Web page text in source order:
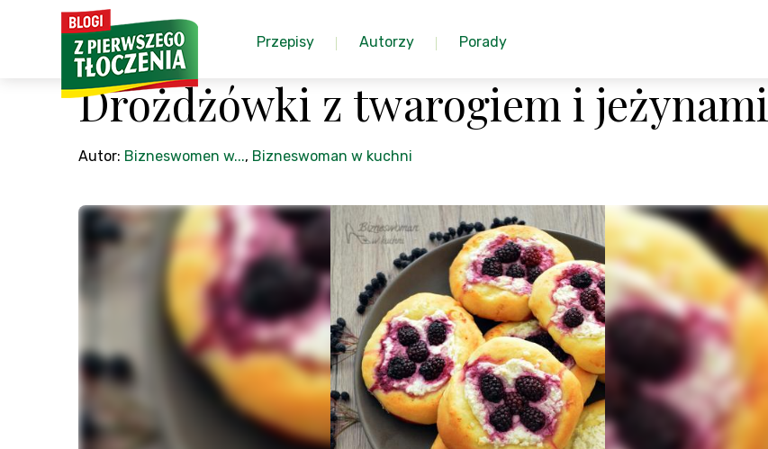
Przepisy Autorzy Porady
Drożdżówki z twarogiem i jeżynami
Autor: Bizneswomen w..., Bizneswoman w kuchni